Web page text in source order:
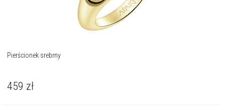
Pierścionek srebrny
459 zł